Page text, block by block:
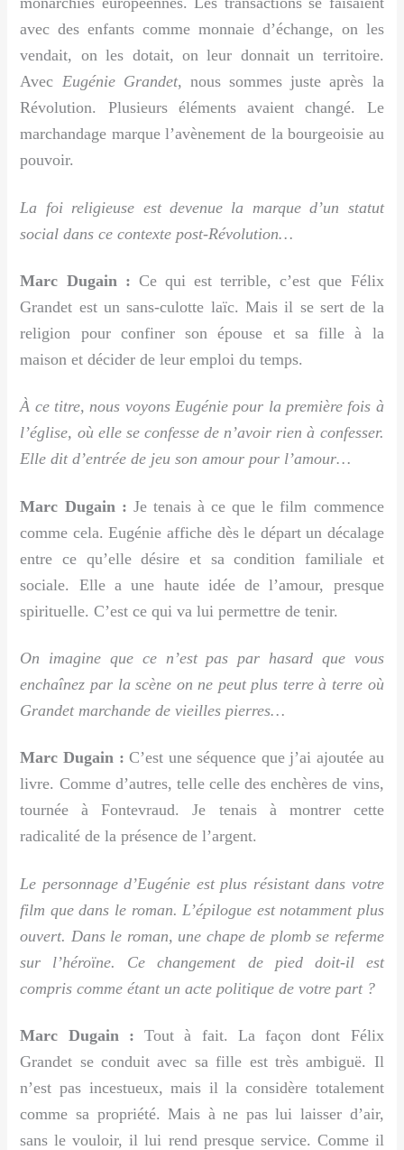
avec des enfants comme monnaie d’échange, on les
vendait, on les dotait, on leur donnait un territoire.
Avec Eugénie Grandet, nous sommes juste après la
Révolution. Plusieurs éléments avaient changé. Le
marchandage marque l’avènement de la bourgeoisie au
pouvoir.
La foi religieuse est devenue la marque d’un statut
social dans ce contexte post-Révolution…
Marc Dugain : Ce qui est terrible, c’est que Félix
Grandet est un sans-culotte laïc. Mais il se sert de la
religion pour confiner son épouse et sa fille à la
maison et décider de leur emploi du temps.
À ce titre, nous voyons Eugénie pour la première fois à
l’église, où elle se confesse de n’avoir rien à confesser.
Elle dit d’entrée de jeu son amour pour l’amour…
Marc Dugain : Je tenais à ce que le film commence
comme cela. Eugénie affiche dès le départ un décalage
entre ce qu’elle désire et sa condition familiale et
sociale. Elle a une haute idée de l’amour, presque
spirituelle. C’est ce qui va lui permettre de tenir.
On imagine que ce n’est pas par hasard que vous
enchaînez par la scène on ne peut plus terre à terre où
Grandet marchande de vieilles pierres…
Marc Dugain : C’est une séquence que j’ai ajoutée au
livre. Comme d’autres, telle celle des enchères de vins,
tournée à Fontevraud. Je tenais à montrer cette
radicalité de la présence de l’argent.
Le personnage d’Eugénie est plus résistant dans votre
film que dans le roman. L’épilogue est notamment plus
ouvert. Dans le roman, une chape de plomb se referme
sur l’héroïne. Ce changement de pied doit-il est
compris comme étant un acte politique de votre part ?
Marc Dugain : Tout à fait. La façon dont Félix
Grandet se conduit avec sa fille est très ambiguë. Il
n’est pas incestueux, mais il la considère totalement
comme sa propriété. Mais à ne pas lui laisser d’air,
sans le vouloir, il lui rend presque service. Comme il